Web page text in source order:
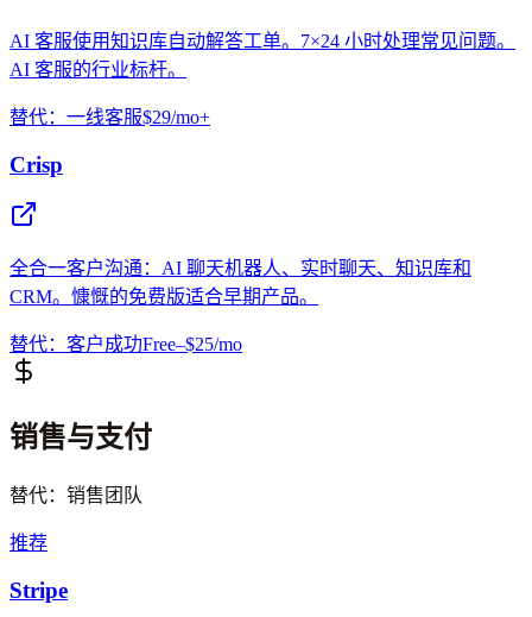
AI 客服使用知识库自动解答工单。7×24 小时处理常见问题。
AI 客服的行业标杆。
替代：一线客服$29/mo+
Crisp
全合一客户沟通：AI 聊天机器人、实时聊天、知识库和
CRM。慷慨的免费版适合早期产品。
替代：客户成功Free–$25/mo
销售与支付
替代：销售团队
推荐
Stripe